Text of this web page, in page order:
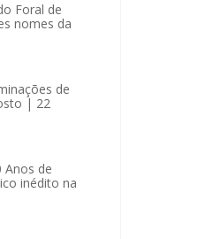
Foral de
nomes da
de
| 22
Anos de
inédito na